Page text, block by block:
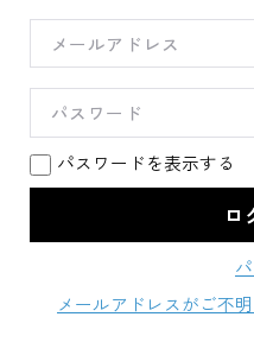
パスワードを表示する
メールアドレスがご不